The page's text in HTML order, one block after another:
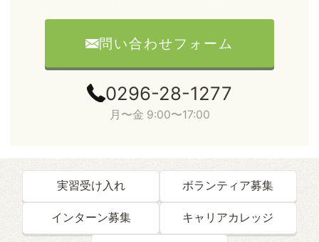
問い合わせフォーム
0296-28-1277
月〜金 9:00〜17:00
実習受け入れ ボランティア募集
インターン募集 キャリアカレッジ